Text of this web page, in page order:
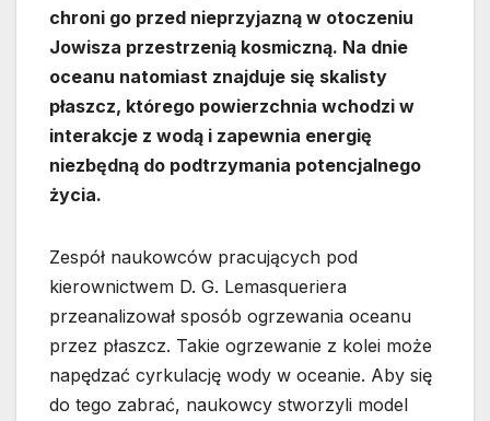
chroni go przed nieprzyjazną w otoczeniu
Jowisza przestrzenią kosmiczną. Na dnie
oceanu natomiast znajduje się skalisty
płaszcz, którego powierzchnia wchodzi w
interakcje z wodą i zapewnia energię
niezbędną do podtrzymania potencjalnego
życia.
Zespół naukowców pracujących pod
kierownictwem D. G. Lemasqueriera
przeanalizował sposób ogrzewania oceanu
przez płaszcz. Takie ogrzewanie z kolei może
napędzać cyrkulację wody w oceanie. Aby się
do tego zabrać, naukowcy stworzyli model